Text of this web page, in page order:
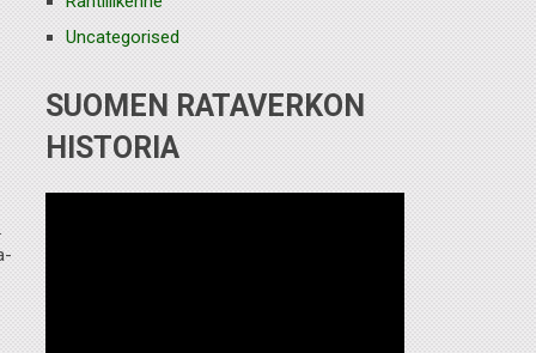
Uncategorised
SUOMEN RATAVERKON
HISTORIA